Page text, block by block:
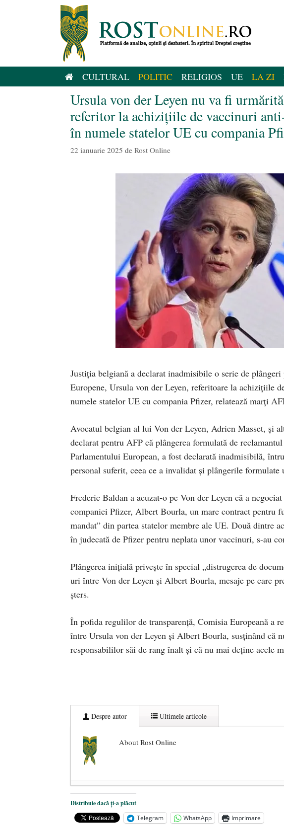
CULTURAL POLITIC RELIGIOS UE LA ZI
Ursula von der Leyen nu va fi
referitor la achiziţiile de vaccinuri
în numele statelor UE cu compania
22 ianuarie 2025 de Rost Online
Justiţia belgiană a declarat inadmisibile o serie de
Europene, Ursula von der Leyen, referitoare la achiziţiile
numele statelor UE cu compania Pfizer, relatează marţi
Avocatul belgian al lui Von der Leyen, Adrien Masset, şi
declarat pentru AFP că plângerea formulată de
Parlamentului European, a fost declarată inadmisibilă,
personal suferit, ceea ce a invalidat şi plângerile formulate
Frederic Baldan a acuzat-o pe Von der Leyen că a
companiei Pfizer, Albert Bourla, un mare contract pentru
mandat” din partea statelor membre ale UE. Două dintre
în judecată de Pfizer pentru neplata unor vaccinuri, s-au
Plângerea iniţială priveşte în special „distrugerea de
uri între Von der Leyen şi Albert Bourla, mesaje pe care
şters.
În pofida regulilor de transparenţă, Comisia Europeană a
între Ursula von der Leyen şi Albert Bourla, susţinând că
responsabililor săi de rang înalt şi că nu mai deţine acele
Despre autor Ultimele articole
About Rost Online
Dezvăluiri cutremurătoare despre președintele
Statul care servește Națiunea - 21 aprilie 2026
Legea Vexler produce efecte. Bustul poetului
Distribuie dacă ți-a plăcut
Telegram
WhatsApp Imprimare